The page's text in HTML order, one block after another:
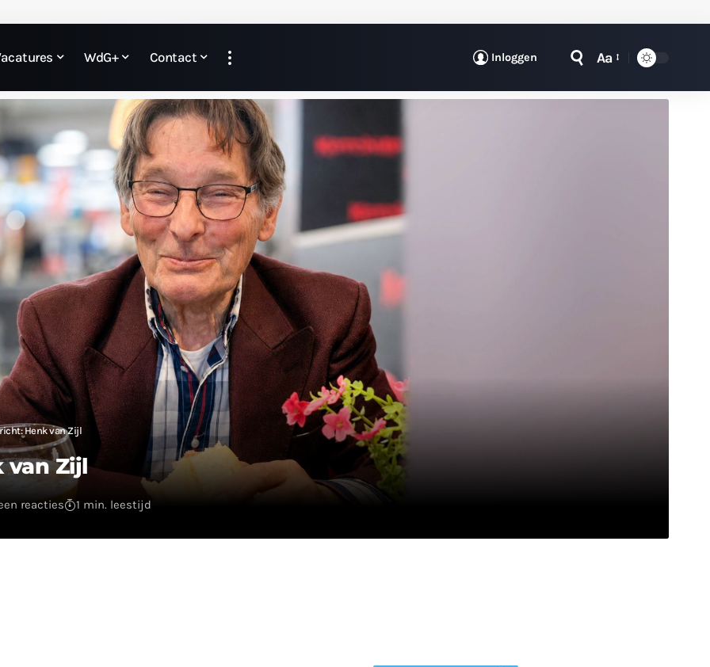
WdG+ Contact Inloggen Aa
Henk van Zijl
van Zijl
reacties 1 min. leestijd